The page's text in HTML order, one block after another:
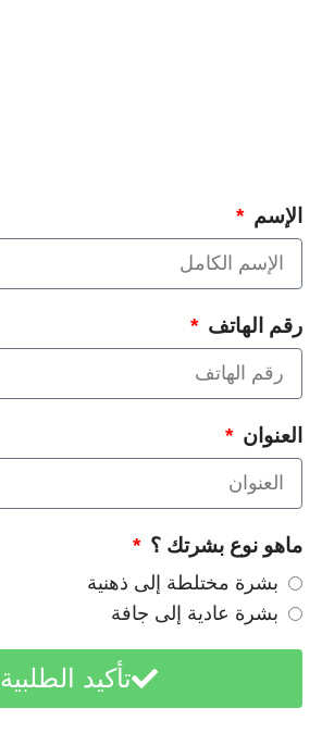
الإسم
رقم الهاتف
العنوان
ماهو نوع بشرتك ؟
بشرة مختلطة إلى ذهنية
بشرة عادية إلى جافة
تأكيد الطلبية